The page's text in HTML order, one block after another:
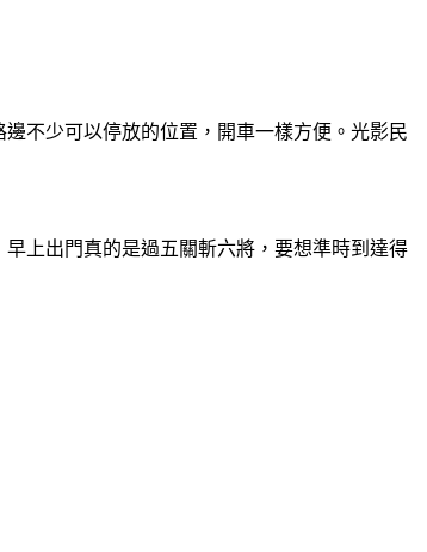
不少可以停放的位置，開車一樣方便。光影民
上出門真的是過五關斬六將，要想準時到達得